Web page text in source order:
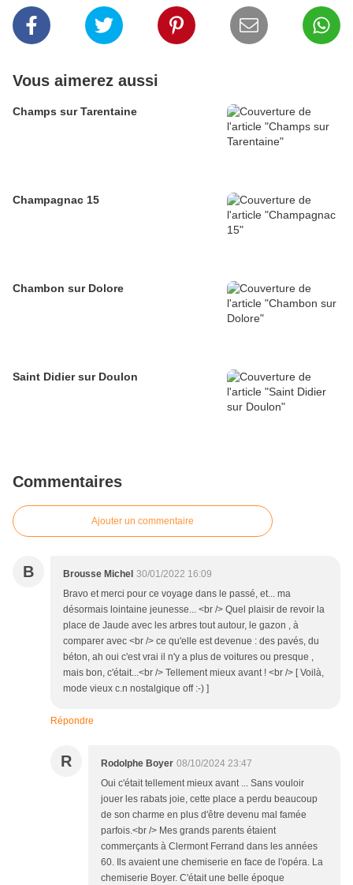
Vous aimerez aussi
Champs sur Tarentaine
Champagnac 15
Chambon sur Dolore
Saint Didier sur Doulon
Commentaires
Ajouter un commentaire
B Brousse Michel 30/01/2022 16:09
Bravo et merci pour ce voyage dans le passé, et... ma
désormais lointaine jeunesse... <br /> Quel plaisir de revoir la
place de Jaude avec les arbres tout autour, le gazon , à
comparer avec <br /> ce qu'elle est devenue : des pavés, du
béton, ah oui c'est vrai il n'y a plus de voitures ou presque ,
mais bon, c'était...<br /> Tellement mieux avant ! <br /> [ Voilà,
mode vieux c.n nostalgique off :-) ]
Répondre
R Rodolphe Boyer 08/10/2024 23:47
Oui c'était tellement mieux avant ... Sans vouloir
jouer les rabats joie, cette place a perdu beaucoup
de son charme en plus d'être devenu mal famée
parfois.<br /> Mes grands parents étaient
commerçants à Clermont Ferrand dans les années
60. Ils avaient une chemiserie en face de l'opéra. La
chemiserie Boyer. C'était une belle époque